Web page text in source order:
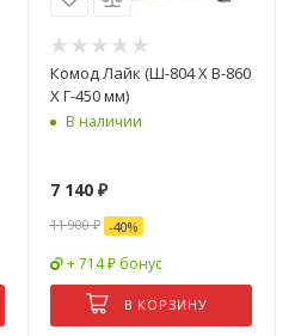
Комод Лайк (Ш-804 Х В-860
Х Г-450 мм)
В наличии
7 140₽
11 900₽ -40%
+ 714 ₽ бонус
В КОРЗИНУ